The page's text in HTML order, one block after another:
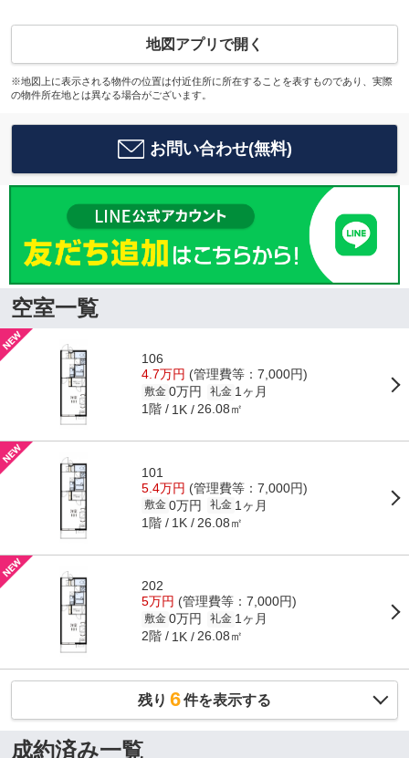
地図アプリで開く
※地図上に表示される物件の位置は付近住所に所在することを表すものであり、実際
の物件所在地とは異なる場合がございます。
お問い合わせ(無料)
空室一覧
106
4.7万円 (管理費等：7,000円)
敷金 0万円 礼金 1ヶ月
1階 1K 26.08㎡
101
5.4万円 (管理費等：7,000円)
敷金 0万円 礼金 1ヶ月
1階 1K 26.08㎡
202
5万円 (管理費等：7,000円)
敷金 0万円 礼金 1ヶ月
2階 1K 26.08㎡
残り 6件を表示する
成約済み一覧